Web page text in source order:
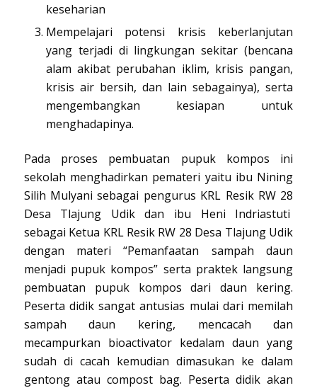
keseharian
Mempelajari potensi krisis keberlanjutan
yang terjadi di lingkungan sekitar (bencana
alam akibat perubahan iklim, krisis pangan,
krisis air bersih, dan lain sebagainya), serta
mengembangkan kesiapan untuk
menghadapinya.
Pada proses pembuatan pupuk kompos ini
sekolah menghadirkan pemateri yaitu ibu Nining
Silih Mulyani sebagai pengurus KRL Resik RW 28
Desa Tlajung Udik dan ibu Heni Indriastuti
sebagai Ketua KRL Resik RW 28 Desa Tlajung Udik
dengan materi “Pemanfaatan sampah daun
menjadi pupuk kompos” serta praktek langsung
pembuatan pupuk kompos dari daun kering.
Peserta didik sangat antusias mulai dari memilah
sampah daun kering, mencacah dan
mecampurkan bioactivator kedalam daun yang
sudah di cacah kemudian dimasukan ke dalam
gentong atau compost bag. Peserta didik akan